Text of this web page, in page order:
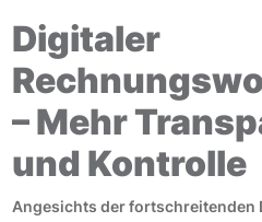
Digitaler
– Mehr
und Kontrolle
Angesichts der fortschreitenden